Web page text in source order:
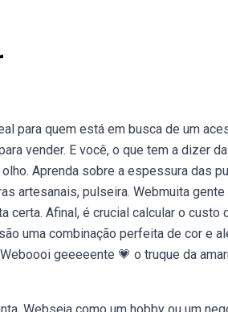
para quem está em busca de um
vender. E você, o que tem a dizer
Aprenda sobre a espessura das
artesanais, pulseira. Webmuita gente
certa. Afinal, é crucial calcular o custo
uma combinação perfeita de cor e
geeeeente 💗 o truque da